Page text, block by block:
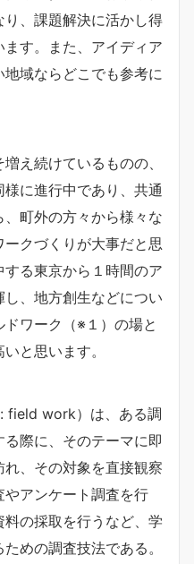
、課題解決に活かし得
す。また、アイディア
域ならどこでも参考に
え続けているものの、
に進行中であり、共通
町外の方々から様々な
クづくりが大事だと思
る東京から１時間のア
、地方創生などについ
ワーク（※１）の場と
と思います。
field work）は、ある調
際に、そのテーマに即
、その対象を直接観察
やアンケート調査を行
の採取を行うなど、学
めの調査技法である。